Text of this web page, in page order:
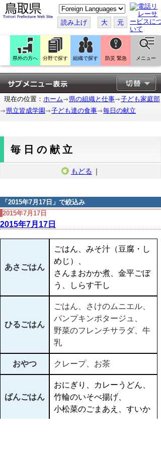
こ
の
ペ
ー
ジ
翻
訳
す
る
読み上げ 大 元
県外の方へ 分野で探す 組織で探す 防災 緊急 メニュー
現在の位置： ホーム 県の組織と仕事
子ども家庭部
県立皆成学園
子ども達の食事 毎日の献立
毎日の献立
もどる ｜
「 2015年7月17日 」で絞込み
2015年7月17日
2015年7月17日
あさごはん
ごはん、みそ汁（豆腐・し
めじ）、
さんまおかか煮、金平ごぼ
う、しらす干し
ひるごはん
ごはん、さけのムニエル、
パンプキンポタージュ、
野菜のフレンチサラダ、牛
乳
おやつ クレープ、お茶
ばんごはん
おにぎり、カレーうどん、
竹輪のいそべ揚げ、
小松菜のごまあえ、すいか